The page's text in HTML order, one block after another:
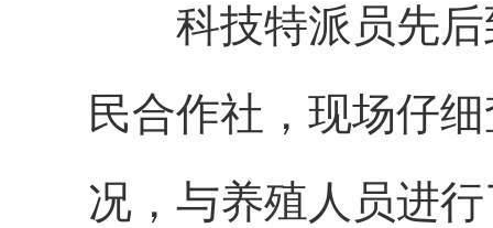
科技特派员先
民合作社，现场仔
况，与养殖人员进